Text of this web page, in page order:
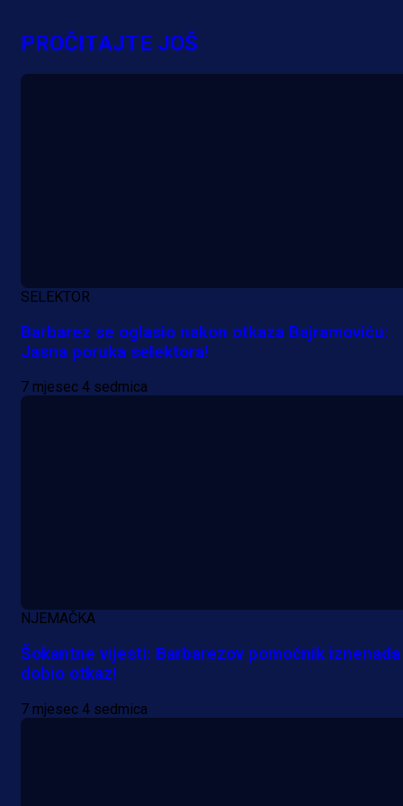
A Selekcija
Lukić seli u Bundesligu? Dva
PROČITAJTE JOŠ
SELEKTOR
Barbarez se oglasio nakon otkaza Bajramoviću:
Jasna poruka selektora!
7 mjesec 4 sedmica
NJEMAČKA
Šokantne vijesti: Barbarezov pomoćnik iznenada
dobio otkaz!
7 mjesec 4 sedmica